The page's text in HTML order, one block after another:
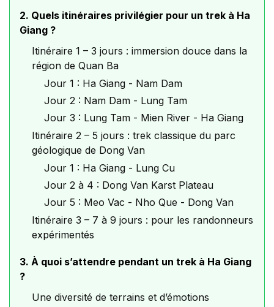
2. Quels itinéraires privilégier pour un trek à Ha
Giang ?
Itinéraire 1 – 3 jours : immersion douce dans la
région de Quan Ba
Jour 1 : Ha Giang - Nam Dam
Jour 2 : Nam Dam - Lung Tam
Jour 3 : Lung Tam - Mien River - Ha Giang
Itinéraire 2 – 5 jours : trek classique du parc
géologique de Dong Van
Jour 1 : Ha Giang - Lung Cu
Jour 2 à 4 : Dong Van Karst Plateau
Jour 5 : Meo Vac - Nho Que - Dong Van
Itinéraire 3 – 7 à 9 jours : pour les randonneurs
expérimentés
3. À quoi s’attendre pendant un trek à Ha Giang
?
Une diversité de terrains et d’émotions